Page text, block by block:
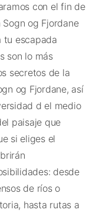
con el fin de
og Fjordane
tu escapada
son lo más
secretos de la
og Fjordane, así
d el medio
paisaje que
si eliges el
desde
de ríos o
hasta rutas a